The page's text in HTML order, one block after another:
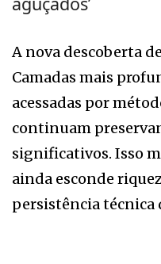
A nova descoberta
Camadas mais
acessadas por
continuam
significativos. Isso
ainda esconde
persistência técnica